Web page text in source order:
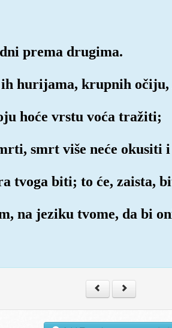
prema drugima.
hurijama, krupnih očiju,
hoće vrstu voća tražiti;
smrt više neće okusiti
tvoga biti; to će, zaista,
na jeziku tvome, da bi